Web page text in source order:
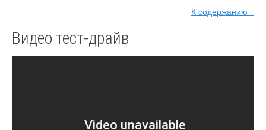
К содержанию ↑
Видео тест-драйв